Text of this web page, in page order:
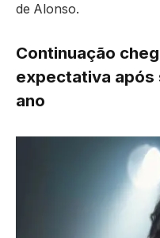
de Alonso.
Continuação
expectativa após
ano